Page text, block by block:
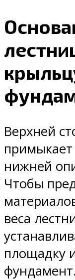
Верхней
примыкает
нижней
Чтобы
веса
площадку
фундамент.